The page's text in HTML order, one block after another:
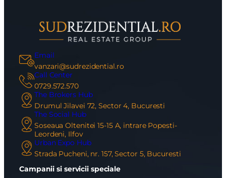
Email
vanzari@sudrezidential.ro
Call Center
0729.572.570
The Brokers Hub
Drumul Jilavei 72, Sector 4, Bucuresti
The Social Hub
Soseaua Oltenitei 15-15 A, intrare Popesti-
Leordeni, Ilfov
Urban Expo Hub
Strada Pucheni, nr. 157, Sector 5, Bucuresti
Campanii si servicii speciale